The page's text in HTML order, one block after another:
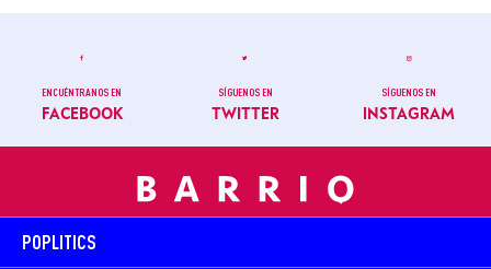
ENCUÉNTRANOS EN
FACEBOOK
SÍGUENOS EN
TWITTER
SÍGUENOS EN
INSTAGRAM
POPLITICS